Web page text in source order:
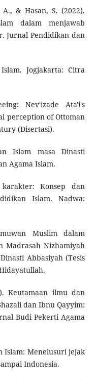
& Hasan, S. (2022).
dalam menjawab
Jurnal Pendidikan dan
Jogjakarta: Citra
Nev'izade Ata'i's
perception of Ottoman
(Disertasi).
Islam masa Dinasti
Agama Islam.
Konsep dan
Islam. Nadwa:
Muslim dalam
Madrasah Nizhamiyah
Abbasiyah (Tesis
Keutamaan ilmu dan
dan Ibnu Qayyim:
Budi Pekerti Agama
Islam: Menelusuri jejak
Indonesia.